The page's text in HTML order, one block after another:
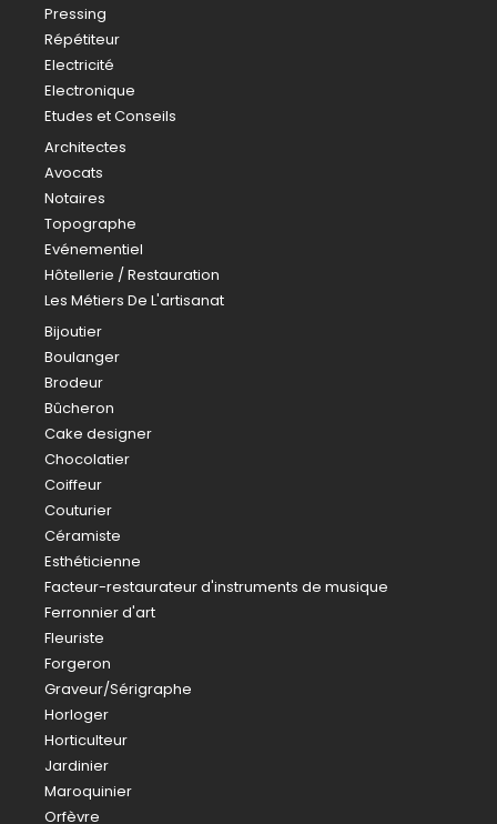
Pressing
Répétiteur
Electricité
Electronique
Etudes et Conseils
Architectes
Avocats
Notaires
Topographe
Evénementiel
Hôtellerie / Restauration
Les Métiers De L'artisanat
Bijoutier
Boulanger
Brodeur
Bûcheron
Cake designer
Chocolatier
Coiffeur
Couturier
Céramiste
Esthéticienne
Facteur-restaurateur d'instruments de musique
Ferronnier d'art
Fleuriste
Forgeron
Graveur/Sérigraphe
Horloger
Horticulteur
Jardinier
Maroquinier
Orfèvre